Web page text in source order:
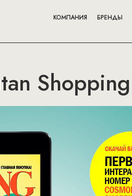
КОМПАНИЯ БРЕНДЫ
Shopping